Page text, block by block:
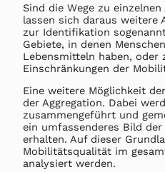
Sind die Wege zu
lassen sich daraus weitere
zur Identifikation
Gebiete, in denen
Lebensmitteln haben, oder
Einschränkungen der
Eine weitere Möglichkeit
der Aggregation. Dabei
zusammengeführt und
ein umfassenderes Bild
erhalten. Auf dieser
Mobilitätsqualität im
analysiert werden.